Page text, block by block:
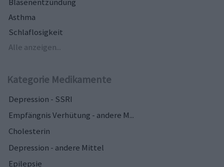
Asthma
Schlaflosigkeit
Alle anzeigen...
Kategorie Medikamente
Depression - SSRI
Empfängnis Verhütung - andere M...
Cholesterin
Depression - andere Mittel
Epilepsie